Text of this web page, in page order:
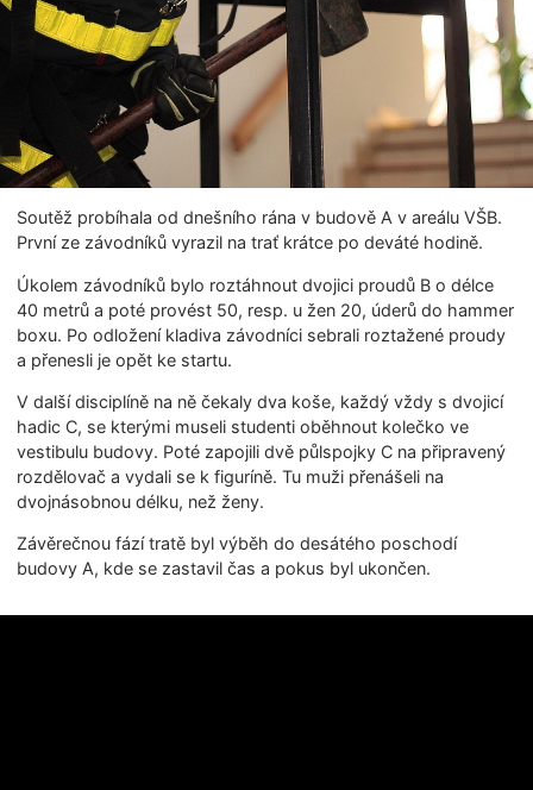
Soutěž probíhala od dnešního rána v budově A v areálu VŠB.
První ze závodníků vyrazil na trať krátce po deváté hodině.
Úkolem závodníků bylo roztáhnout dvojici proudů B o délce
40 metrů a poté provést 50, resp. u žen 20, úderů do hammer
boxu. Po odložení kladiva závodníci sebrali roztažené proudy
a přenesli je opět ke startu.
V další disciplíně na ně čekaly dva koše, každý vždy s dvojicí
hadic C, se kterými museli studenti oběhnout kolečko ve
vestibulu budovy. Poté zapojili dvě půlspojky C na připravený
rozdělovač a vydali se k figuríně. Tu muži přenášeli na
dvojnásobnou délku, než ženy.
Závěrečnou fází tratě byl výběh do desátého poschodí
budovy A, kde se zastavil čas a pokus byl ukončen.